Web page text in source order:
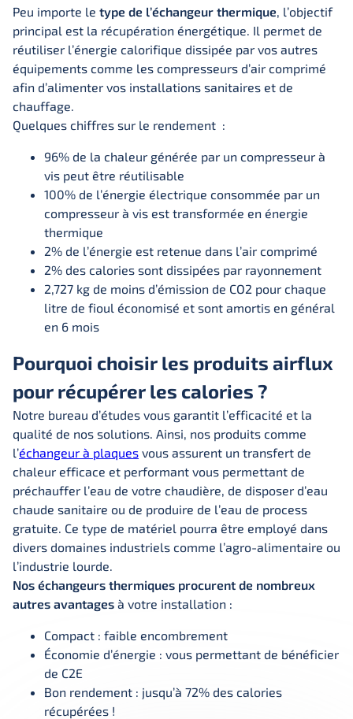
Peu importe le type de l’échangeur thermique, l’objectif
principal est la récupération énergétique. Il permet de
réutiliser l’énergie calorifique dissipée par vos autres
équipements comme les compresseurs d’air comprimé
afin d’alimenter vos installations sanitaires et de
chauffage.
Quelques chiffres sur le rendement :
96% de la chaleur générée par un compresseur à
vis peut être réutilisable
100% de l’énergie électrique consommée par un
compresseur à vis est transformée en énergie
thermique
2% de l’énergie est retenue dans l’air comprimé
2% des calories sont dissipées par rayonnement
2,727 kg de moins d’émission de CO2 pour chaque
litre de fioul économisé et sont amortis en général
en 6 mois
Pourquoi choisir les produits airflux
pour récupérer les calories ?
Notre bureau d’études vous garantit l’efficacité et la
qualité de nos solutions. Ainsi, nos produits comme
l’échangeur à plaques vous assurent un transfert de
chaleur efficace et performant vous permettant de
préchauffer l’eau de votre chaudière, de disposer d’eau
chaude sanitaire ou de produire de l’eau de process
gratuite. Ce type de matériel pourra être employé dans
divers domaines industriels comme l’agro-alimentaire ou
l’industrie lourde.
Nos échangeurs thermiques procurent de nombreux
autres avantages à votre installation :
Compact : faible encombrement
Économie d’énergie : vous permettant de bénéficier
de C2E
Bon rendement : jusqu’à 72% des calories
récupérées !